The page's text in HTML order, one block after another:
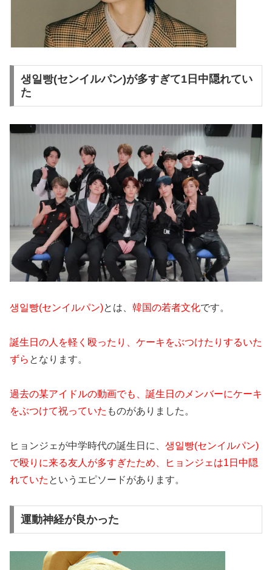
생일빵(センイルパン)が多すぎて1日中隠れてい
た
생일빵(センイルパン)とは、 韓国の若者文化です。
誕生日の人を軽く殴ったり、ケーキをぶつけたりするいた
ずら となります。
過去の某アイドルの動画でも、誕生日のメンバーにケーキ
をぶつけて祝っていた ものがありました。
ヒョンジェが中学時代の誕生日に、 생일빵(センイルパン)
で殴りに来る友人が多すぎたため、ヒョンジェは1日中隠
れていた というエピソードがあります。
運動神経が良かった